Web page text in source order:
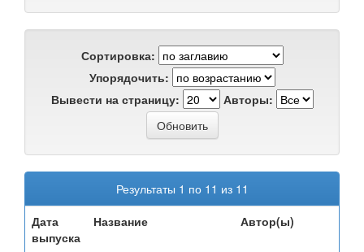
Сортировка:
Упорядочить:
Вывести на страницу:
Авторы:
Результаты 1 по 11 из 11
Дата
выпуска
Название Автор(ы)